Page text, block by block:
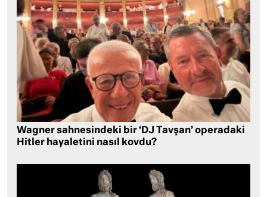
Wagner sahnesindeki bir ‘DJ Tavşan’ operadaki
Hitler hayaletini nasıl kovdu?